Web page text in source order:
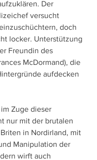
Der
versucht
doch
locker. Unterstützung
Freundin des
McDormand), die
aufdecken
Zuge dieser
nur mit der brutalen
in Nordirland, mit
Manipulation der
wirft auch